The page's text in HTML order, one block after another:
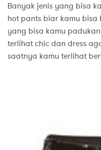
Banyak jenis yang bisa
hot pants biar kamu
yang bisa kamu
terlihat chic dan dress
saatnya kamu terlihat